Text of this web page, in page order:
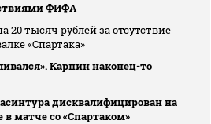
ФИФА
20 тысяч рублей за отсутствие
«Спартака»
Карпин наконец-то
дисквалифицирован на
матче со «Спартаком»